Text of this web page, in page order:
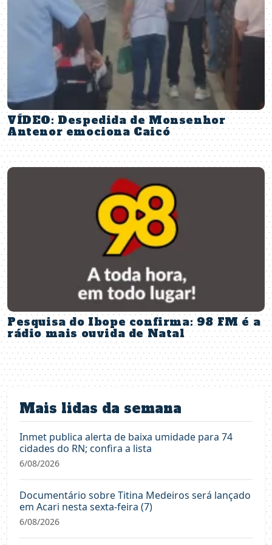
VÍDEO: Despedida de Monsenhor
Antenor emociona Caicó
Pesquisa do Ibope confirma: 98 FM é a
rádio mais ouvida de Natal
Mais lidas da semana
Inmet publica alerta de baixa umidade para 74
cidades do RN; confira a lista
6/08/2026
Documentário sobre Titina Medeiros será lançado
em Acari nesta sexta-feira (7)
6/08/2026